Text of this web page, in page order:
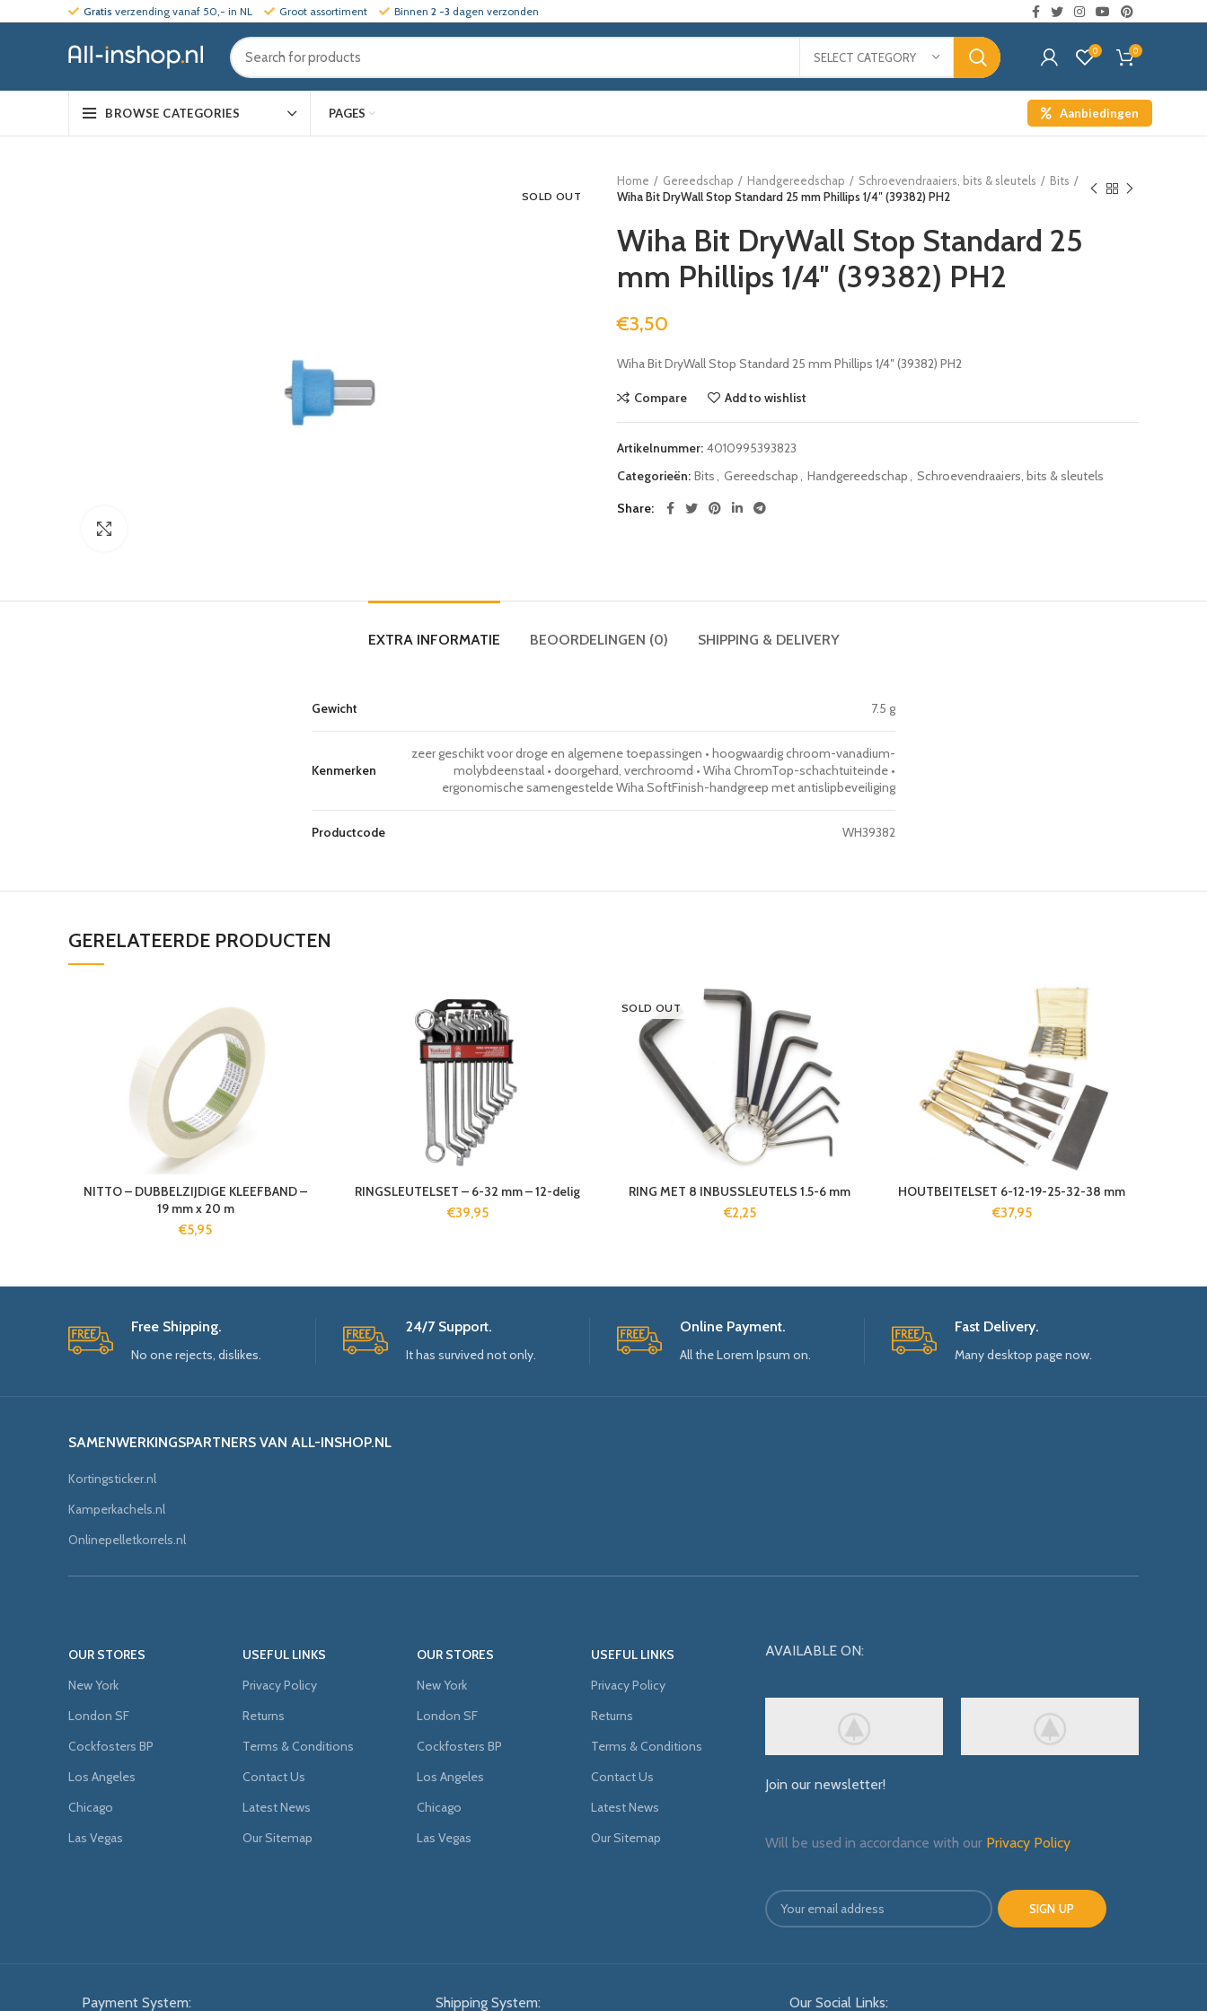
Gratis verzending vanaf 50,- in NL Groot assortiment Binnen 2 -3 dagen verzonden
SELECT CATEGORY 0 0
BROWSE CATEGORIES PAGES Aanbiedingen
SOLD OUT
Home Gereedschap Handgereedschap Schroevendraaiers, bits & sleutels
Bits
Wiha Bit DryWall Stop Standard 25 mm Phillips 1/4″ (39382) PH2
Wiha Bit DryWall Stop Standard 25
mm Phillips 1/4″ (39382) PH2
€3,50
Wiha Bit DryWall Stop Standard 25 mm Phillips 1/4″ (39382) PH2
Compare Add to wishlist
Artikelnummer: 4010995393823
Categorieën: Bits, Gereedschap, Handgereedschap, Schroevendraaiers, bits & sleutels
Share
EXTRA INFORMATIE BEOORDELINGEN (0) SHIPPING & DELIVERY
Gewicht 7.5 g
Kenmerken
zeer geschikt voor droge en algemene toepassingen • hoogwaardig chroom-vanadium-
molybdeenstaal • doorgehard, verchroomd • Wiha ChromTop-schachtuiteinde •
ergonomische samengestelde Wiha SoftFinish-handgreep met antislipbeveiliging
Productcode WH39382
GERELATEERDE PRODUCTEN
NITTO – DUBBELZIJDIGE KLEEFBAND –
19 mm x 20 m
€5,95
RINGSLEUTELSET – 6-32 mm – 12-delig
€39,95
SOLD OUT
RING MET 8 INBUSSLEUTELS 1.5-6 mm
€2,25
HOUTBEITELSET 6-12-19-25-32-38 mm
€37,95
Free Shipping.
No one rejects, dislikes.
24/7 Support.
It has survived not only.
Online Payment.
All the Lorem Ipsum on.
Fast Delivery.
Many desktop page now.
SAMENWERKINGSPARTNERS VAN ALL-INSHOP.NL
Kortingsticker.nl
Kamperkachels.nl
Onlinepelletkorrels.nl
OUR STORES
New York
London SF
Cockfosters BP
Los Angeles
Chicago
Las Vegas
USEFUL LINKS
Privacy Policy
Returns
Terms & Conditions
Contact Us
Latest News
Our Sitemap
OUR STORES
New York
London SF
Cockfosters BP
Los Angeles
Chicago
Las Vegas
USEFUL LINKS
Privacy Policy
Returns
Terms & Conditions
Contact Us
Latest News
Our Sitemap
AVAILABLE ON:
Join our newsletter!
Will be used in accordance with our Privacy Policy
Payment System: Shipping System: Our Social Links: